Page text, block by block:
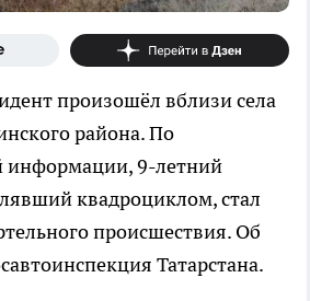
произошёл вблизи села
района. По
информации, 9-летний
квадроциклом, стал
происшествия. Об
Татарстана.